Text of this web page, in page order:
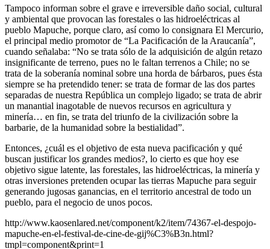
Tampoco informan sobre el grave e irreversible daño social, cultural
y ambiental que provocan las forestales o las hidroeléctricas al
pueblo Mapuche, porque claro, así como lo consignara El Mercurio,
el principal medio promotor de “La Pacificación de la Araucanía”,
cuando señalaba: “No se trata sólo de la adquisición de algún retazo
insignificante de terreno, pues no le faltan terrenos a Chile; no se
trata de la soberanía nominal sobre una horda de bárbaros, pues ésta
siempre se ha pretendido tener: se trata de formar de las dos partes
separadas de nuestra República un complejo ligado; se trata de abrir
un manantial inagotable de nuevos recursos en agricultura y
minería… en fin, se trata del triunfo de la civilización sobre la
barbarie, de la humanidad sobre la bestialidad”.
Entonces, ¿cuál es el objetivo de esta nueva pacificación y qué
buscan justificar los grandes medios?, lo cierto es que hoy ese
objetivo sigue latente, las forestales, las hidroeléctricas, la minería y
otras inversiones pretenden ocupar las tierras Mapuche para seguir
generando jugosas ganancias, en el territorio ancestral de todo un
pueblo, para el negocio de unos pocos.
http://www.kaosenlared.net/component/k2/item/74367-el-despojo-
mapuche-en-el-festival-de-cine-de-gij%C3%B3n.html?
tmpl=component&print=1